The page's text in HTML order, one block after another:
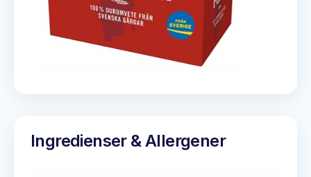
Ingredienser & Allergener